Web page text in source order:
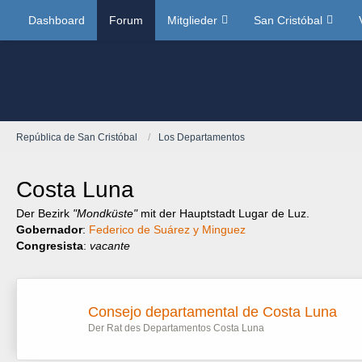
Dashboard Forum Mitglieder San Cristóbal
República de San Cristóbal Los Departamentos
Costa Luna
Der Bezirk "Mondküste"mit der Hauptstadt Lugar de Luz.
Gobernador: Federico de Suárez y Minguez
Congresista: vacante
Consejo departamental de Costa Luna
Der Rat des Departamentos Costa Luna